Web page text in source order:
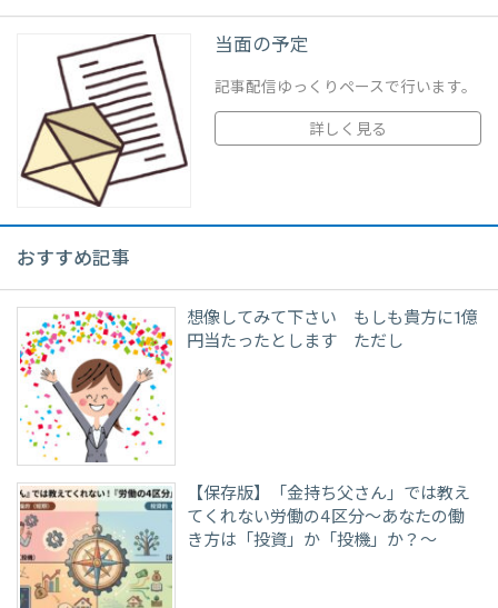
当面の予定
記事配信ゆっくりペースで行います。
詳しく見る
おすすめ記事
想像してみて下さい もしも貴方に1億
円当たったとします ただし
【保存版】「金持ち父さん」では教え
てくれない労働の4区分〜あなたの働
き方は「投資」か「投機」か？〜